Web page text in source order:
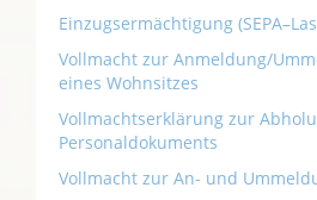
Einzugsermächtigung
Vollmacht zur Anmeldung/
eines Wohnsitzes
Vollmachtserklärung zur
Personaldokuments
Vollmacht zur An- und